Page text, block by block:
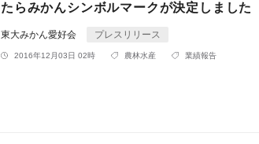
たらみかんシンボルマークが決定しました
東大みかん愛好会 プレスリリース
2016年12月03日 02時 農林水産 業績報告